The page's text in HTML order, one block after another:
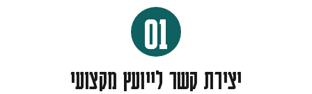
01
יצירת קשר לייועץ מקצועי